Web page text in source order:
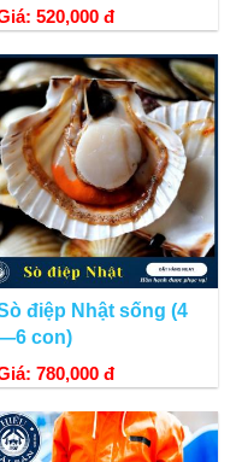
520,000 đ
điệp Nhật sống (4
con)
780,000 đ